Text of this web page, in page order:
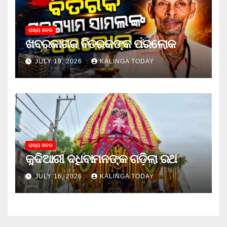
ରାଜ୍ୟ ଖବର
ଖବରକାଗଜ ବିତରକଙ୍କ ପରଲୋକ
JULY 19, 2026 KALINGA TODAY
ରାଜ୍ୟ ଖବର
କୁଦିଆରୀ ଦଧିବାମନଙ୍କ ଗଡ଼ିଲା ରଥ
JULY 16, 2026 KALINGA TODAY